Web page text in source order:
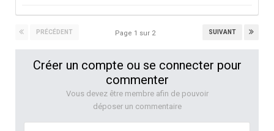
PRÉCÉDENT SUIVANT
Page 1 sur 2
Créer un compte ou se connecter pour
commenter
Vous devez être membre afin de pouvoir
déposer un commentaire